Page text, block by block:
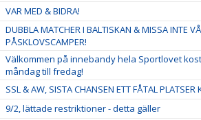
VAR MED & BIDRA!
DUBBLA MATCHER I BALTISKAN & MISSA INTE
PÅSKLOVSCAMPER!
Välkommen på innebandy hela Sportlovet
måndag till fredag!
SSL & AW, SISTA CHANSEN ETT FÅTAL PLATSER
9/2, lättade restriktioner - detta gäller